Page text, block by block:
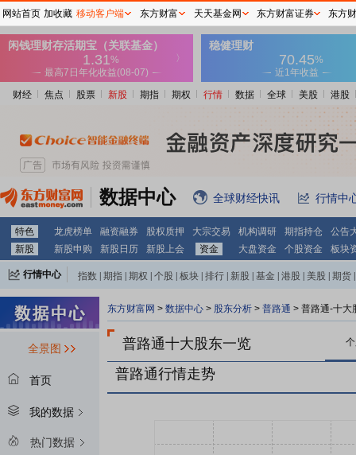
财经 焦点 股票 新股 期指 期权 行情 数据 全球 美股 港股
数据中心 全球财经快讯 行情中
特色 龙虎榜单 融资融券 股权质押 大宗交易 机构调研 期指持仓
公告
新股
新股申购 新股日历 新股上会 资金 大盘资金 个股资金 板块
行情中心 指数 期指 期权 个股 板块 排行 新股 基金 港股 美股 期货
全景图
首页
我的数据
热门数据
东方财富网 > 数据中心 > 股东分析 > 普路通 > 普路通-十大
普路通十大股东一览
普路通行情走势
网站首页 加收藏 移动客户端 东方财富 天天基金网 东方财富证券 东方